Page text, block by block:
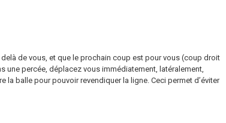
de vous, et que le prochain coup est pour vous (coup droit
une percée, déplacez vous immédiatement, latéralement,
la balle pour pouvoir revendiquer la ligne. Ceci permet d’éviter